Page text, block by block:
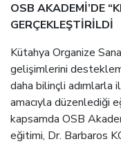
OSB AKADEMİ’DE
GERÇEKLEŞTİRİLDİ
Kütahya Organize
gelişimlerini
daha bilinçli adımlarla
amacıyla düzenlediği
kapsamda OSB
eğitimi, Dr. Barbaros